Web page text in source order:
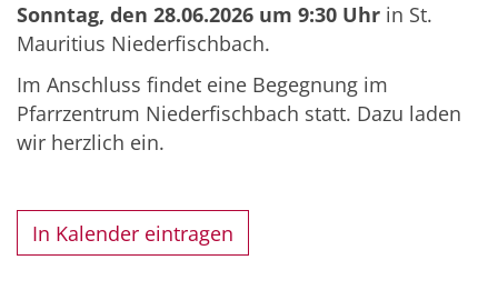
Sonntag, den 28.06.2026 um 9:30 Uhr in St.
Mauritius Niederfischbach.
Im Anschluss findet eine Begegnung im
Pfarrzentrum Niederfischbach statt. Dazu laden
wir herzlich ein.
In Kalender eintragen